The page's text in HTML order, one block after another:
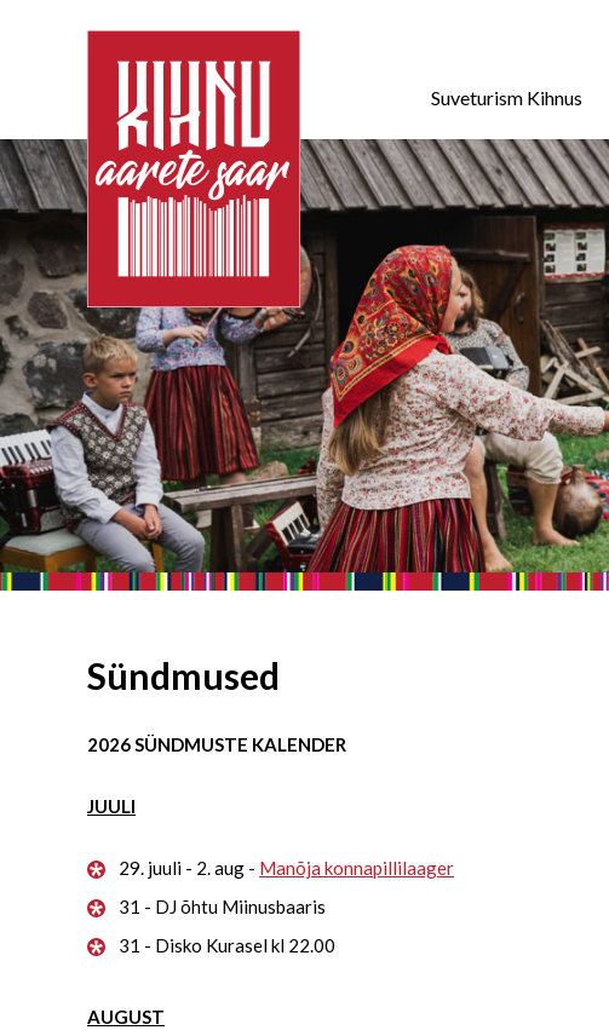
Suveturism Kihnus
Sündmused
2026 SÜNDMUSTE KALENDER
JUULI
29. juuli - 2. aug - Manõja konnapillilaager
31 - DJ õhtu Miinusbaaris
31 - Disko Kurasel kl 22.00
AUGUST